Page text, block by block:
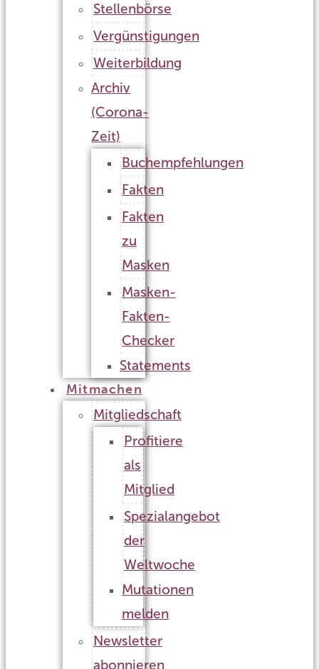
Stellenbörse
Vergünstigungen
Weiterbildung
Archiv
(Corona-
Zeit)
Buchempfehlungen
Fakten
Fakten
zu
Masken
Masken-
Fakten-
Checker
Statements
Mitmachen
Mitgliedschaft
Profitiere
als
Mitglied
Spezialangebot
der
Weltwoche
Mutationen
melden
Newsletter
abonnieren